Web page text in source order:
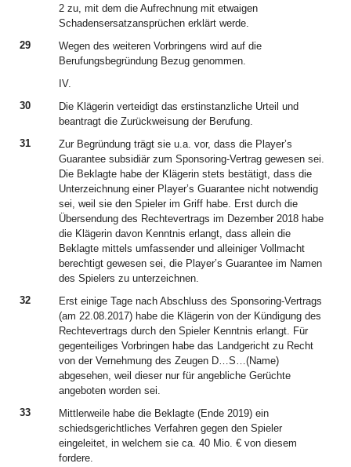
2 zu, mit dem die Aufrechnung mit etwaigen
Schadensersatzansprüchen erklärt werde.
29
Wegen des weiteren Vorbringens wird auf die
Berufungsbegründung Bezug genommen.
IV.
30
Die Klägerin verteidigt das erstinstanzliche Urteil und
beantragt die Zurückweisung der Berufung.
31
Zur Begründung trägt sie u.a. vor, dass die Player’s
Guarantee subsidiär zum Sponsoring-Vertrag gewesen sei.
Die Beklagte habe der Klägerin stets bestätigt, dass die
Unterzeichnung einer Player’s Guarantee nicht notwendig
sei, weil sie den Spieler im Griff habe. Erst durch die
Übersendung des Rechtevertrags im Dezember 2018 habe
die Klägerin davon Kenntnis erlangt, dass allein die
Beklagte mittels umfassender und alleiniger Vollmacht
berechtigt gewesen sei, die Player’s Guarantee im Namen
des Spielers zu unterzeichnen.
32
Erst einige Tage nach Abschluss des Sponsoring-Vertrags
(am 22.08.2017) habe die Klägerin von der Kündigung des
Rechtevertrags durch den Spieler Kenntnis erlangt. Für
gegenteiliges Vorbringen habe das Landgericht zu Recht
von der Vernehmung des Zeugen D…S…(Name)
abgesehen, weil dieser nur für angebliche Gerüchte
angeboten worden sei.
33
Mittlerweile habe die Beklagte (Ende 2019) ein
schiedsgerichtliches Verfahren gegen den Spieler
eingeleitet, in welchem sie ca. 40 Mio. € von diesem
fordere.